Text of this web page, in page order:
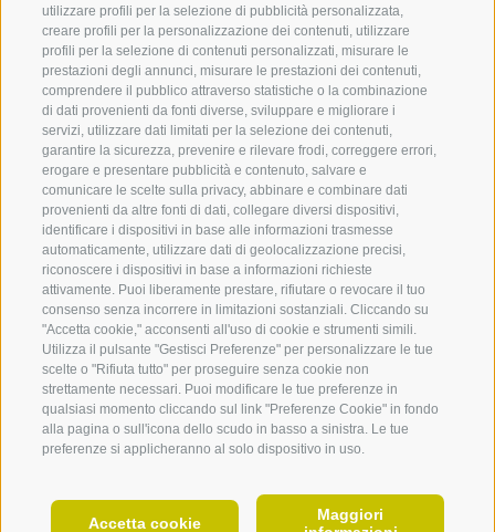
utilizzare profili per la selezione di pubblicità personalizzata,
creare profili per la personalizzazione dei contenuti, utilizzare
profili per la selezione di contenuti personalizzati, misurare le
prestazioni degli annunci, misurare le prestazioni dei contenuti,
comprendere il pubblico attraverso statistiche o la combinazione
di dati provenienti da fonti diverse, sviluppare e migliorare i
servizi, utilizzare dati limitati per la selezione dei contenuti,
garantire la sicurezza, prevenire e rilevare frodi, correggere errori,
erogare e presentare pubblicità e contenuto, salvare e
comunicare le scelte sulla privacy, abbinare e combinare dati
provenienti da altre fonti di dati, collegare diversi dispositivi,
identificare i dispositivi in base alle informazioni trasmesse
automaticamente, utilizzare dati di geolocalizzazione precisi,
riconoscere i dispositivi in base a informazioni richieste
attivamente. Puoi liberamente prestare, rifiutare o revocare il tuo
consenso senza incorrere in limitazioni sostanziali. Cliccando su
"Accetta cookie," acconsenti all'uso di cookie e strumenti simili.
Utilizza il pulsante "Gestisci Preferenze" per personalizzare le tue
scelte o "Rifiuta tutto" per proseguire senza cookie non
strettamente necessari. Puoi modificare le tue preferenze in
qualsiasi momento cliccando sul link "Preferenze Cookie" in fondo
alla pagina o sull'icona dello scudo in basso a sinistra. Le tue
preferenze si applicheranno al solo dispositivo in uso.
Accetta cookie
Maggiori
360° VIEW
FOTO & VIDEO
EVENTI
Haus - Casa Tirol
Ganderbachstrasse 1Via Rio Gondo
Tel. +39 328 483 9339
haustirol1@gmail.com
Haus - Casa Pferscher
Wasserfallweg 4Via delle Cascate
Tel. +39 0471 654 257
info@pferscher.com
www.pferscher.com
Gamperhof
Ganderbachstraße 2Via Rio Gondo
Tel. +39 0471 653 009
info@gamperhof.eu
CREDITS PRIVACY
PREFERENZE COOKIES
MAPPA DEL SITO
created with passion by
Alloggi
Alloggi a Velturno
Hotel a Velturno
Appartamenti vacanze a
Velturno
Pensioni a Velturno
Chicche
Il Sentiero delle Castagne
Alpe di Velturno & Lago
Rodella
Castel Velturno
Archeoparc Velturno
Eventi a Velturno